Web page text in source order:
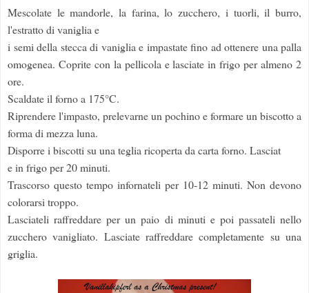
Mescolate le mandorle, la farina, lo zucchero, i tuorli, il burro,
l'estratto di vaniglia e
i semi della stecca di vaniglia e impastate fino ad ottenere una palla
omogenea. Coprite con la pellicola e lasciate in frigo per almeno 2
ore.
Scaldate il forno a 175°C.
Riprendere l'impasto, prelevarne un pochino e formare un biscotto a
forma di mezza luna.
Disporre i biscotti su una teglia ricoperta da carta forno. Lasciat
e in frigo per 20 minuti.
Trascorso questo tempo infornateli per 10-12 minuti. Non devono
colorarsi troppo.
Lasciateli raffreddare per un paio di minuti e poi passateli nello
zucchero vanigliato. Lasciate raffreddare completamente su una
griglia.